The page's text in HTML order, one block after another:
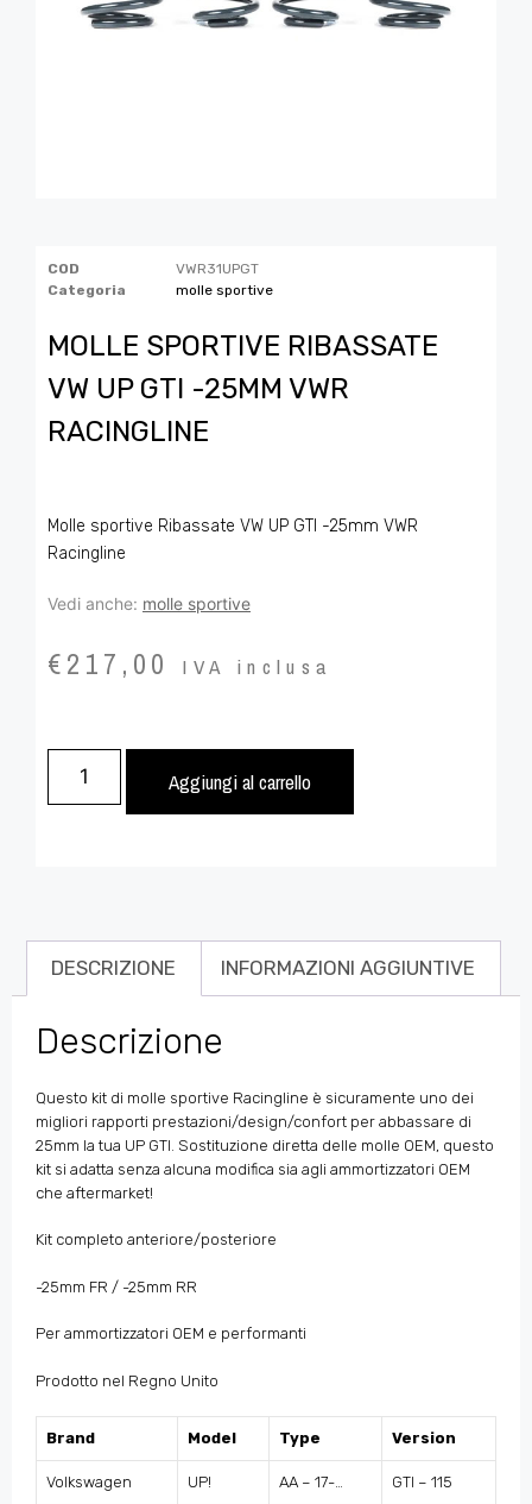
COD
VWR31UPGT
Categoria
molle sportive
MOLLE SPORTIVE RIBASSATE
VW UP GTI -25MM VWR
RACINGLINE
Molle sportive Ribassate VW UP GTI -25mm VWR
Racingline
Vedi anche: molle sportive
€217,00 IVA inclusa
Aggiungi al carrello
DESCRIZIONE INFORMAZIONI AGGIUNTIVE
Descrizione
Questo kit di molle sportive Racingline è sicuramente uno dei
migliori rapporti prestazioni/design/confort per abbassare di
25mm la tua UP GTI. Sostituzione diretta delle molle OEM, questo
kit si adatta senza alcuna modifica sia agli ammortizzatori OEM
che aftermarket!
Kit completo anteriore/posteriore
-25mm FR / -25mm RR
Per ammortizzatori OEM e performanti
Prodotto nel Regno Unito
Brand Model Type Version
Volkswagen UP! AA – 17-… GTI – 115